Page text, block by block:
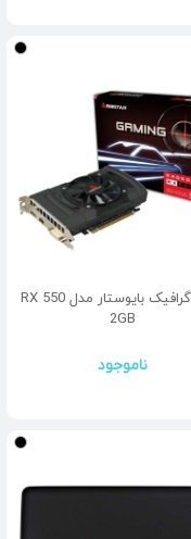
کارت گرافیک بایوستار مدل RX 550
2GB
ناموجود